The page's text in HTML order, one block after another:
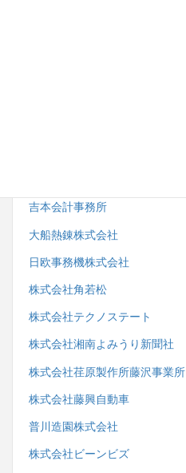
吉本会計事務所
大船熱錬株式会社
日欧事務機株式会社
株式会社角若松
株式会社テクノステート
株式会社湘南よみうり新聞社
株式会社荏原製作所藤沢事業所
株式会社藤興自動車
普川造園株式会社
株式会社ビーンビズ